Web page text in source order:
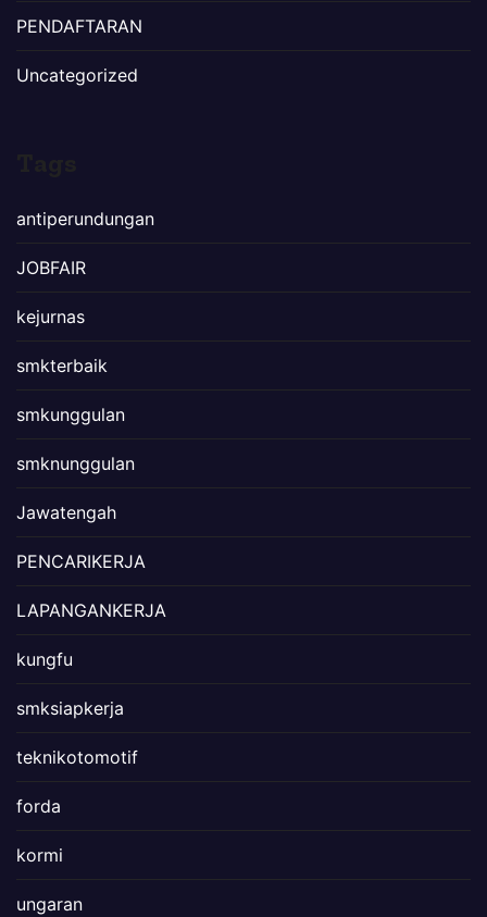
PENDAFTARAN
Uncategorized
antiperundungan
JOBFAIR
kejurnas
smkterbaik
smkunggulan
smknunggulan
Jawatengah
PENCARIKERJA
LAPANGANKERJA
kungfu
smksiapkerja
teknikotomotif
forda
kormi
ungaran